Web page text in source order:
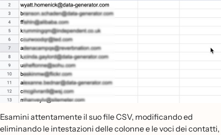
Esamini attentamente il suo file CSV, modificando ed
eliminando le intestazioni delle colonne e le voci dei contatti,